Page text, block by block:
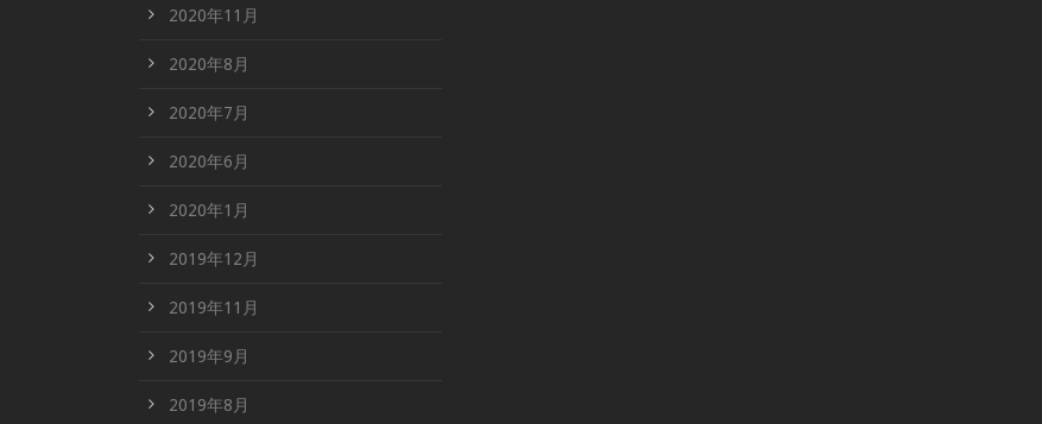
2020年11月
2020年8月
2020年7月
2020年6月
2020年1月
2019年12月
2019年11月
2019年9月
2019年8月